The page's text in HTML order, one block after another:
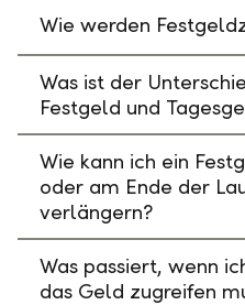
Wie werden
Was ist der
Festgeld und
Wie kann ich ein
oder am Ende der
verlängern?
Was passiert, wenn
das Geld zugreifen